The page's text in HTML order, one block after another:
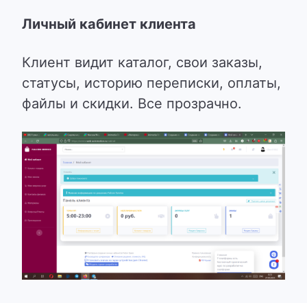
Личный кабинет клиента
Клиент видит каталог, свои заказы,
статусы, историю переписки, оплаты,
файлы и скидки. Все прозрачно.